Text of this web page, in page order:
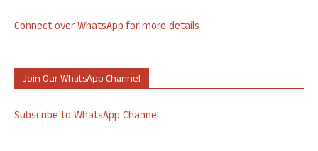
Connect over WhatsApp for more details
Join Our WhatsApp Channel
Subscribe to WhatsApp Channel